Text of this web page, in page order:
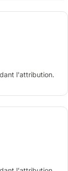
l'attribution.